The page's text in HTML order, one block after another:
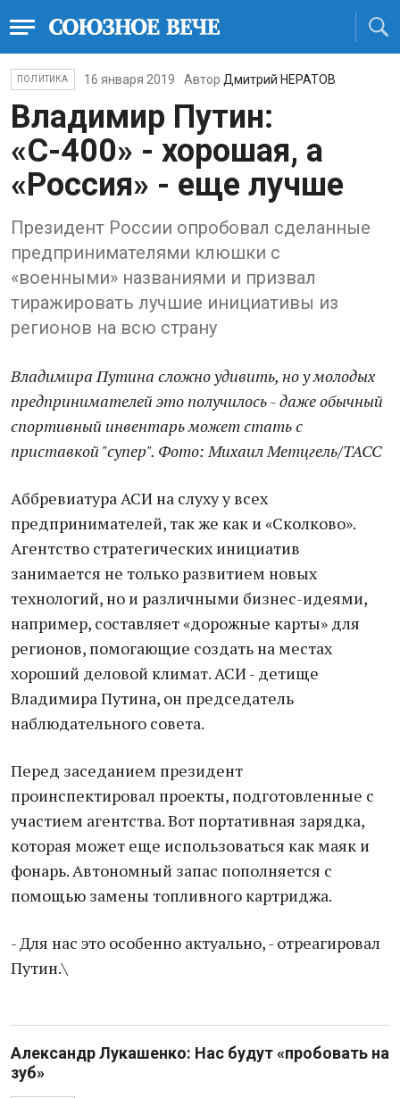
ПОЛИТИКА 16 января 2019 Автор Дмитрий НЕРАТОВ
Владимир Путин:
«С-400» - хорошая, а
«Россия» - еще лучше
Президент России опробовал сделанные
предпринимателями клюшки с
«военными» названиями и призвал
тиражировать лучшие инициативы из
регионов на всю страну
Владимира Путина сложно удивить, но у молодых
предпринимателей это получилось - даже обычный
спортивный инвентарь может стать с
приставкой "супер". Фото: Михаил Метцгель/ТАСС
Аббревиатура АСИ на слуху у всех
предпринимателей, так же как и «Сколково».
Агентство стратегических инициатив
занимается не только развитием новых
технологий, но и различными бизнес-идеями,
например, составляет «дорожные карты» для
регионов, помогающие создать на местах
хороший деловой климат. АСИ - детище
Владимира Путина, он председатель
наблюдательного совета.
Перед заседанием президент
проинспектировал проекты, подготовленные с
участием агентства. Вот портативная зарядка,
которая может еще использоваться как маяк и
фонарь. Автономный запас пополняется с
помощью замены топливного картриджа.
- Для нас это особенно актуально, - отреагировал
Путин.\
Александр Лукашенко: Нас будут «пробовать на
зуб»